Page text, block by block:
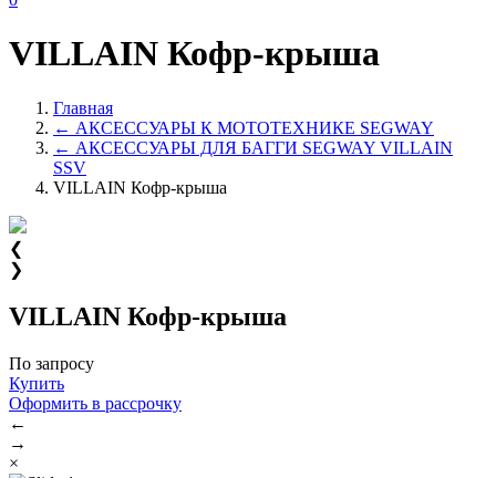
VILLAIN Кофр-крыша
Главная
← АКСЕССУАРЫ К МОТОТЕХНИКЕ SEGWAY
← АКСЕССУАРЫ ДЛЯ БАГГИ SEGWAY VILLAIN
SSV
VILLAIN Кофр-крыша
❮
❯
VILLAIN Кофр-крыша
По запросу
Купить
Оформить в рассрочку
←
→
×